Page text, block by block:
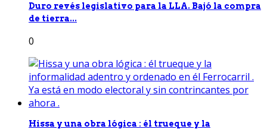
Duro revés legislativo para la LLA. Bajó la compra
de tierra...
0
Hissa y una obra lógica : él trueque y la